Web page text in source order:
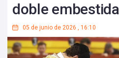
doble
05 de junio de 2026 , 16:10